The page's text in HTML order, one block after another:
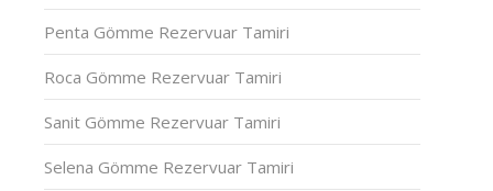
Penta Gömme Rezervuar Tamiri
Roca Gömme Rezervuar Tamiri
Sanit Gömme Rezervuar Tamiri
Selena Gömme Rezervuar Tamiri